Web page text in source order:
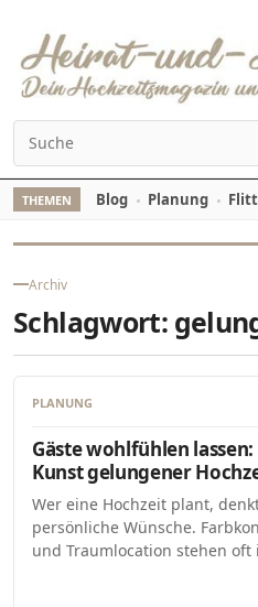
Suchen nach:
THEMEN Blog Planung
Archiv
Schlagwort:
PLANUNG
Gäste wohlfühlen
Kunst gelungener
Wer eine Hochzeit plant,
persönliche Wünsche.
und Traumlocation stehen oft